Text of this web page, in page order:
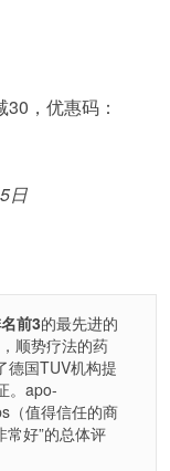
，优惠码：
5日
前3的最先进的
顺势疗法的药
德国TUV机构提
。apo-
（值得信任的商
常好”的总体评